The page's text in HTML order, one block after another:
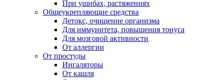
При ушибах, растяжениях
Общеукрепляющие средства
Детокс, очищение организма
Для иммунитета, повышения тонуса
Для мозговой активности
От аллергии
От простуды
Ингаляторы
От кашля